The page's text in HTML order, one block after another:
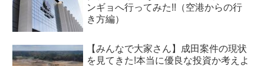
ンギョへ行ってみた!!（空港からの行
き方編）
【みんなで大家さん】成田案件の現状
を見てきた!本当に優良な投資か考えよ